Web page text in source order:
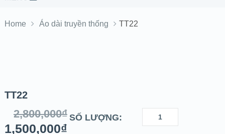
Home Áo dài truyền thống TT22
TT22
2,800,000₫
1,500,000₫
SỐ LƯỢNG: